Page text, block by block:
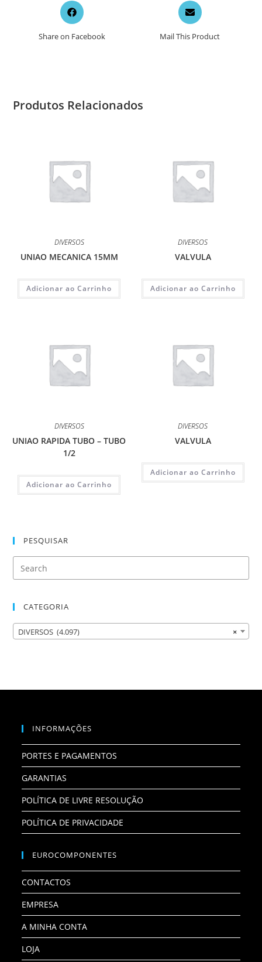
Opens
in
new
Share on Facebook
Opens
in
a
new
Mail This Product
Produtos Relacionados
DIVERSOS
UNIAO MECANICA 15MM
Adicionar ao Carrinho
DIVERSOS
VALVULA
Adicionar ao Carrinho
DIVERSOS
UNIAO RAPIDA TUBO – TUBO
1/2
Adicionar ao Carrinho
DIVERSOS
VALVULA
Adicionar ao Carrinho
PESQUISAR
CATEGORIA
×
DIVERSOS (4.097)
INFORMAÇÕES
PORTES E PAGAMENTOS
GARANTIAS
POLÍTICA DE LIVRE RESOLUÇÃO
POLÍTICA DE PRIVACIDADE
EUROCOMPONENTES
CONTACTOS
EMPRESA
A MINHA CONTA
LOJA